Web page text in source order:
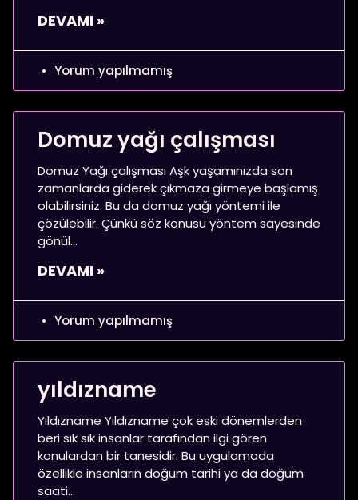
DEVAMI »
Yorum yapılmamış
Domuz yağı çalışması
Domuz Yağı çalışması Aşk yaşamınızda son
zamanlarda giderek çıkmaza girmeye başlamış
olabilirsiniz. Bu da domuz yağı yöntemi ile
çözülebilir. Çünkü söz konusu yöntem sayesinde
gönül
DEVAMI »
Yorum yapılmamış
yıldızname
Yıldızname Yıldızname çok eski dönemlerden
beri sık sık insanlar tarafından ilgi gören
konulardan bir tanesidir. Bu uygulamada
özellikle insanların doğum tarihi ya da doğum
saati